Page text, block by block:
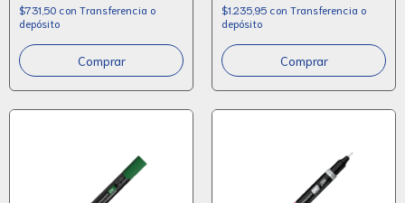
$731,50 con Transferencia o
depósito
$1.235,95 con Transferencia o
depósito